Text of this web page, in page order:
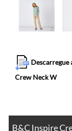
Descarregue
Crew Neck W
B&C Inspire